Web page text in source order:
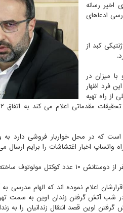
اخیر رسانه
ادعاهای
کبد از
میزان در
فرد اظهار
ملی از راه تهیه
است که در محل خواربار فروشی دارد
اخبار اغتشاشات را برایم
اعلام نموده اند که الهام مدرسی
در شب آتش گرفتن زندان اوین به سمت
اوین قصد انتقال زندانیان را به